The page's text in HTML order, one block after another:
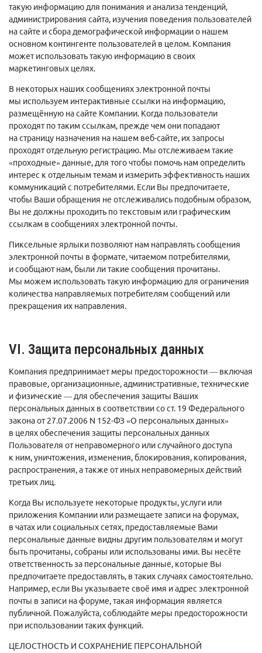
такую информацию для понимания и анализа тенденций,
администрирования сайта, изучения поведения пользователей
на сайте и сбора демографической информации о нашем
основном контингенте пользователей в целом. Компания
может использовать такую информацию в своих
маркетинговых целях.
В некоторых наших сообщениях электронной почты
мы используем интерактивные ссылки на информацию,
размещённую на сайте Компании. Когда пользователи
проходят по таким ссылкам, прежде чем они попадают
на страницу назначения на нашем веб-сайте, их запросы
проходят отдельную регистрацию. Мы отслеживаем такие
«проходные» данные, для того чтобы помочь нам определить
интерес к отдельным темам и измерить эффективность наших
коммуникаций с потребителями. Если Вы предпочитаете,
чтобы Ваши обращения не отслеживались подобным образом,
Вы не должны проходить по текстовым или графическим
ссылкам в сообщениях электронной почты.
Пиксельные ярлыки позволяют нам направлять сообщения
электронной почты в формате, читаемом потребителями,
и сообщают нам, были ли такие сообщения прочитаны.
Мы можем использовать такую информацию для ограничения
количества направляемых потребителям сообщений или
прекращения их направления.
VI. Защита персональных данных
Компания предпринимает меры предосторожности — включая
правовые, организационные, административные, технические
и физические — для обеспечения защиты Ваших
персональных данных в соответствии со ст. 19 Федерального
закона от 27.07.2006 N 152-ФЗ «О персональных данных»
в целях обеспечения защиты персональных данных
Пользователя от неправомерного или случайного доступа
к ним, уничтожения, изменения, блокирования, копирования,
распространения, а также от иных неправомерных действий
третьих лиц.
Когда Вы используете некоторые продукты, услуги или
приложения Компании или размещаете записи на форумах,
в чатах или социальных сетях, предоставляемые Вами
персональные данные видны другим пользователям и могут
быть прочитаны, собраны или использованы ими. Вы несёте
ответственность за персональные данные, которые Вы
предпочитаете предоставлять, в таких случаях самостоятельно.
Например, если Вы указываете своё имя и адрес электронной
почты в записи на форуме, такая информация является
публичной. Пожалуйста, соблюдайте меры предосторожности
при использовании таких функций.
ЦЕЛОСТНОСТЬ И СОХРАНЕНИЕ ПЕРСОНАЛЬНОЙ